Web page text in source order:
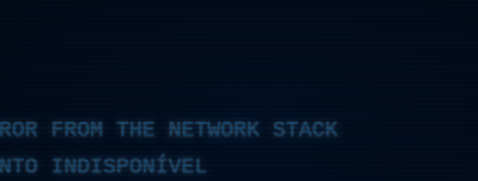
FROM THE NETWORK STACK
INDISPONÍVEL